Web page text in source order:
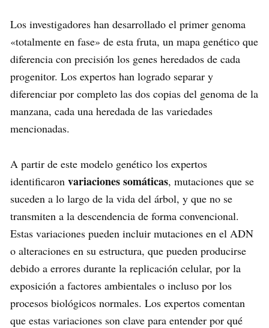
Los investigadores han desarrollado el primer genoma
«totalmente en fase» de esta fruta, un mapa genético que
diferencia con precisión los genes heredados de cada
progenitor. Los expertos han logrado separar y
diferenciar por completo las dos copias del genoma de la
manzana, cada una heredada de las variedades
mencionadas.
A partir de este modelo genético los expertos
identificaron variaciones somáticas, mutaciones que se
suceden a lo largo de la vida del árbol, y que no se
transmiten a la descendencia de forma convencional.
Estas variaciones pueden incluir mutaciones en el ADN
o alteraciones en su estructura, que pueden producirse
debido a errores durante la replicación celular, por la
exposición a factores ambientales o incluso por los
procesos biológicos normales. Los expertos comentan
que estas variaciones son clave para entender por qué